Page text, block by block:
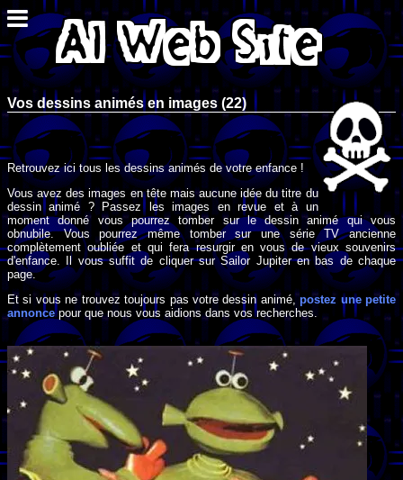
Vos dessins animés en images (22)
Retrouvez ici tous les dessins animés de votre enfance !
Vous avez des images en tête mais aucune idée du titre du
dessin animé ? Passez les images en revue et à un
moment donné vous pourrez tomber sur le dessin animé qui vous
obnubile. Vous pourrez même tomber sur une série TV ancienne
complètement oubliée et qui fera resurgir en vous de vieux souvenirs
d'enfance. Il vous suffit de cliquer sur Sailor Jupiter en bas de chaque
page.
Et si vous ne trouvez toujours pas votre dessin animé,postez une petite
annoncepour que nous vous aidions dans vos recherches.